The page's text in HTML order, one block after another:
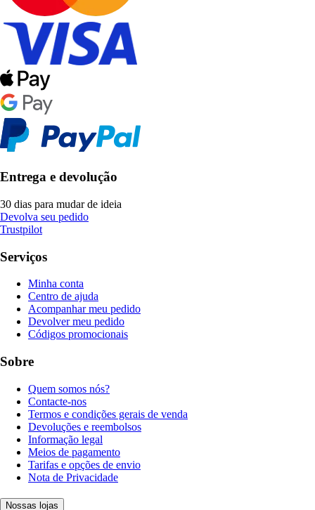
Entrega e devolução
30 dias para mudar de ideia
Devolva seu pedido
Trustpilot
Serviços
Minha conta
Centro de ajuda
Acompanhar meu pedido
Devolver meu pedido
Códigos promocionais
Sobre
Quem somos nós?
Contacte-nos
Termos e condições gerais de venda
Devoluções e reembolsos
Informação legal
Meios de pagamento
Tarifas e opções de envio
Nota de Privacidade
Nossas lojas